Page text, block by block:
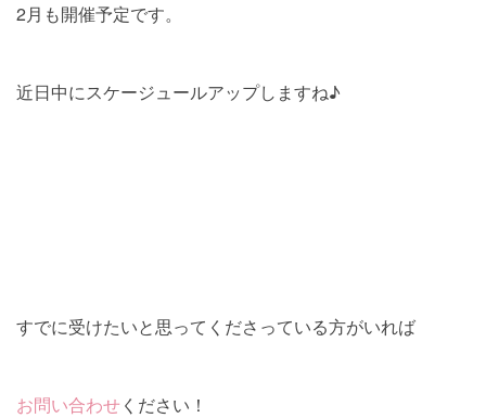
2月も開催予定です。
近日中にスケージュールアップしますね♪
すでに受けたいと思ってくださっている方がいれば
お問い合わせください！